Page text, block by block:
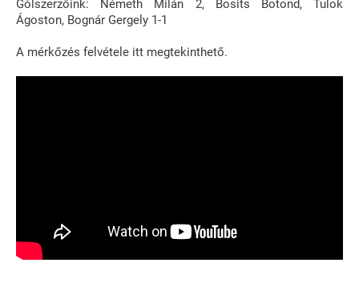
Gólszerzőink: Németh Milán 2, Bosits Botond, Tulok
Ágoston, Bognár Gergely 1-1
A mérkőzés felvétele itt megtekinthető.